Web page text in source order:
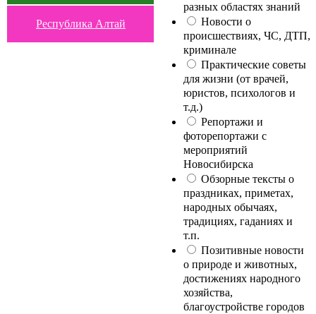
Республика Алтай
разных областях знаний
Новости о
происшествиях, ЧС, ДТП,
криминале
Практические советы
для жизни (от врачей,
юристов, психологов и
т.д.)
Репортажи и
фоторепортажи с
мероприятий
Новосибирска
Обзорные тексты о
праздниках, приметах,
народных обычаях,
традициях, гаданиях и
т.п.
Позитивные новости
о природе и животных,
достижениях народного
хозяйства,
благоустройстве городов